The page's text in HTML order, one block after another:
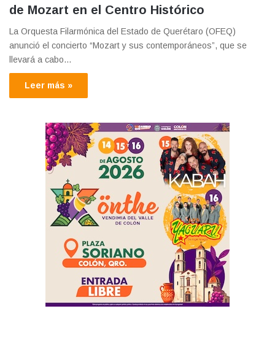
de Mozart en el Centro Histórico
La Orquesta Filarmónica del Estado de Querétaro (OFEQ)
anunció el concierto “Mozart y sus contemporáneos”, que se
llevará a cabo…
Leer más »